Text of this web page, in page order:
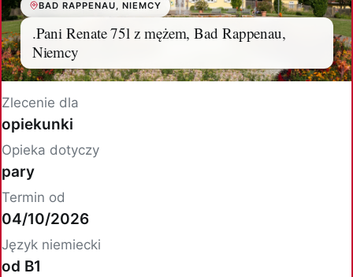
BAD RAPPENAU, NIEMCY
.Pani Renate 75l z mężem, Bad Rappenau,
Niemcy
Zlecenie dla
opiekunki
Opieka dotyczy
pary
Termin od
04/10/2026
Język niemiecki
od B1